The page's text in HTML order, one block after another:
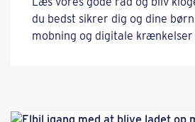
du bedst sikrer dig og dine
mobning og digitale krænkelser